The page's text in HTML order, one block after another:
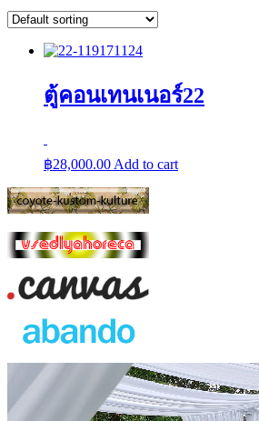
ตู้คอนเทนเนอร์22
฿28,000.00 Add to cart